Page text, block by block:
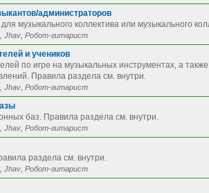
администраторов
музыкального коллектива или музыкального
, Jhav, Робот-гитарист
и учеников
по игре на музыкальных инструментах, а также
Правила раздела см. внутри.
, Jhav, Робот-гитарист
баз. Правила раздела см. внутри.
, Jhav, Робот-гитарист
раздела см. внутри.
, Jhav, Робот-гитарист